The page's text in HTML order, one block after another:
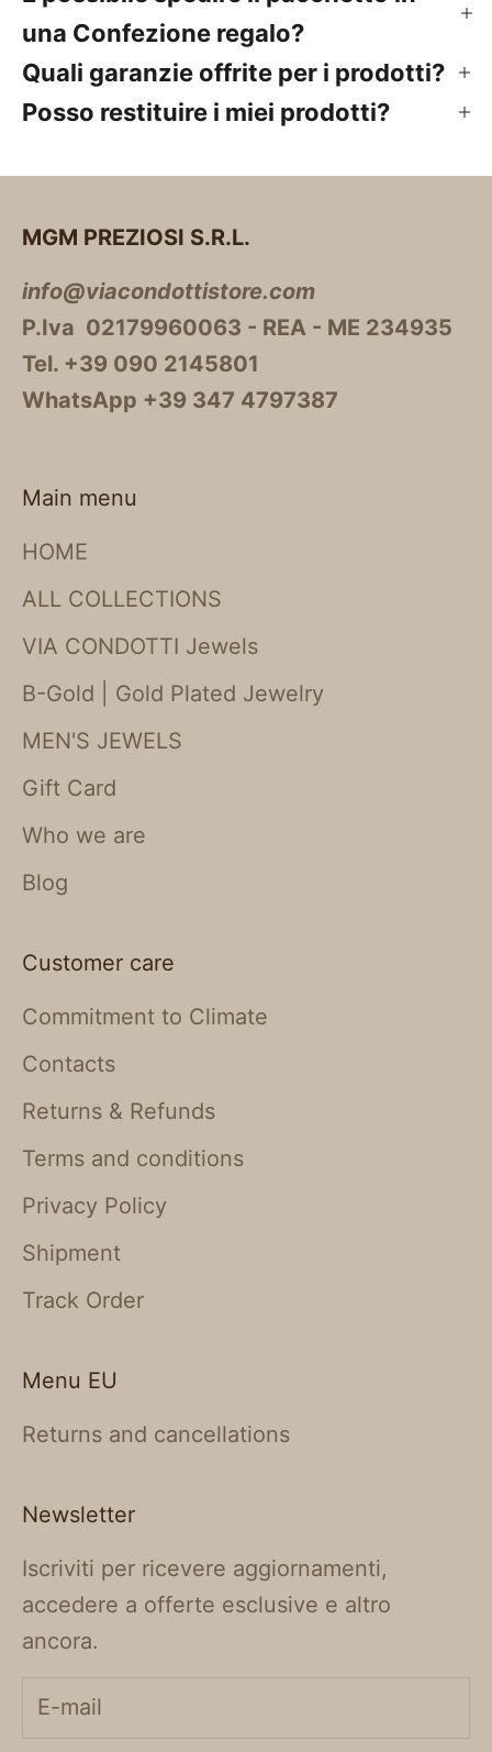
una Confezione regalo?
Quali garanzie offrite per i prodotti?
Posso restituire i miei prodotti?
MGM PREZIOSI S.R.L.
info@viacondottistore.com
P.Iva 02179960063 - REA - ME 234935
Tel. +39 090 2145801
WhatsApp +39 347 4797387
Main menu
HOME
ALL COLLECTIONS
VIA CONDOTTI Jewels
B-Gold | Gold Plated Jewelry
MEN'S JEWELS
Gift Card
Who we are
Blog
Customer care
Commitment to Climate
Contacts
Returns & Refunds
Terms and conditions
Privacy Policy
Shipment
Track Order
Menu EU
Returns and cancellations
Newsletter
Iscriviti per ricevere aggiornamenti,
accedere a offerte esclusive e altro
ancora.